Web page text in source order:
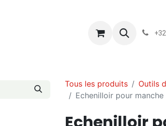
Conditions-
Tous les produits
Outils
Echenilloir pour